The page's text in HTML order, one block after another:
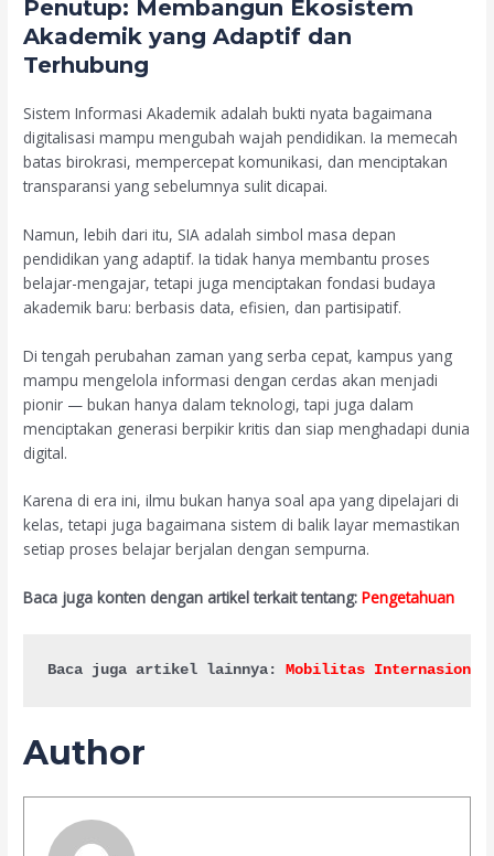
Penutup: Membangun Ekosistem
Akademik yang Adaptif dan
Terhubung
Sistem Informasi Akademik adalah bukti nyata bagaimana
digitalisasi mampu mengubah wajah pendidikan. Ia memecah
batas birokrasi, mempercepat komunikasi, dan menciptakan
transparansi yang sebelumnya sulit dicapai.
Namun, lebih dari itu, SIA adalah simbol masa depan
pendidikan yang adaptif. Ia tidak hanya membantu proses
belajar-mengajar, tetapi juga menciptakan fondasi budaya
akademik baru: berbasis data, efisien, dan partisipatif.
Di tengah perubahan zaman yang serba cepat, kampus yang
mampu mengelola informasi dengan cerdas akan menjadi
pionir — bukan hanya dalam teknologi, tapi juga dalam
menciptakan generasi berpikir kritis dan siap menghadapi dunia
digital.
Karena di era ini, ilmu bukan hanya soal apa yang dipelajari di
kelas, tetapi juga bagaimana sistem di balik layar memastikan
setiap proses belajar berjalan dengan sempurna.
Baca juga konten dengan artikel terkait tentang:Pengetahuan
Baca juga artikel lainnya: Mobilitas Internasional:
Author